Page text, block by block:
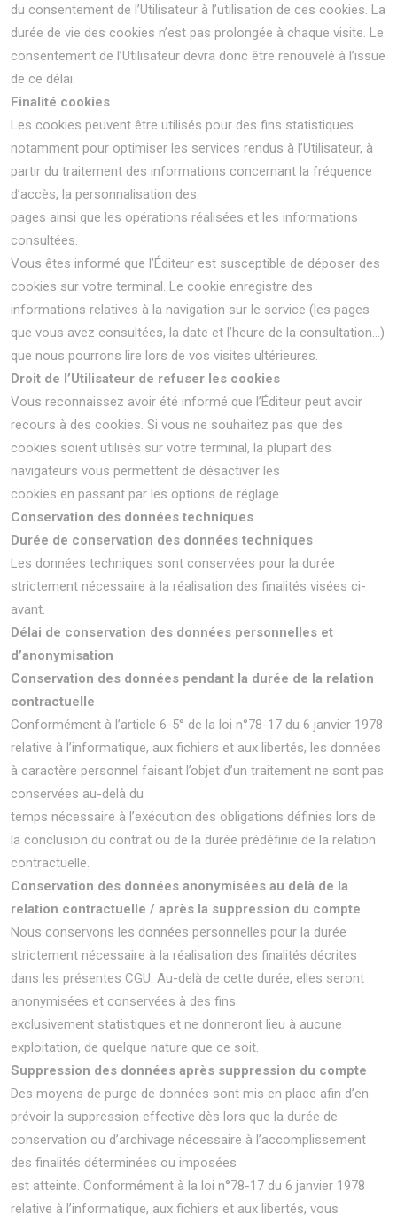
du consentement de l’Utilisateur à l’utilisation de ces cookies. La
durée de vie des cookies n’est pas prolongée à chaque visite. Le
consentement de l’Utilisateur devra donc être renouvelé à l’issue
de ce délai.
Finalité cookies
Les cookies peuvent être utilisés pour des fins statistiques
notamment pour optimiser les services rendus à l’Utilisateur, à
partir du traitement des informations concernant la fréquence
d’accès, la personnalisation des
pages ainsi que les opérations réalisées et les informations
consultées.
Vous êtes informé que l’Éditeur est susceptible de déposer des
cookies sur votre terminal. Le cookie enregistre des
informations relatives à la navigation sur le service (les pages
que vous avez consultées, la date et l’heure de la consultation…)
que nous pourrons lire lors de vos visites ultérieures.
Droit de l’Utilisateur de refuser les cookies
Vous reconnaissez avoir été informé que l’Éditeur peut avoir
recours à des cookies. Si vous ne souhaitez pas que des
cookies soient utilisés sur votre terminal, la plupart des
navigateurs vous permettent de désactiver les
cookies en passant par les options de réglage.
Conservation des données techniques
Durée de conservation des données techniques
Les données techniques sont conservées pour la durée
strictement nécessaire à la réalisation des finalités visées ci-
avant.
Délai de conservation des données personnelles et
d’anonymisation
Conservation des données pendant la durée de la relation
contractuelle
Conformément à l’article 6-5° de la loi n°78-17 du 6 janvier 1978
relative à l’informatique, aux fichiers et aux libertés, les données
à caractère personnel faisant l’objet d’un traitement ne sont pas
conservées au-delà du
temps nécessaire à l’exécution des obligations définies lors de
la conclusion du contrat ou de la durée prédéfinie de la relation
contractuelle.
Conservation des données anonymisées au delà de la
relation contractuelle / après la suppression du compte
Nous conservons les données personnelles pour la durée
strictement nécessaire à la réalisation des finalités décrites
dans les présentes CGU. Au-delà de cette durée, elles seront
anonymisées et conservées à des fins
exclusivement statistiques et ne donneront lieu à aucune
exploitation, de quelque nature que ce soit.
Suppression des données après suppression du compte
Des moyens de purge de données sont mis en place afin d’en
prévoir la suppression effective dès lors que la durée de
conservation ou d’archivage nécessaire à l’accomplissement
des finalités déterminées ou imposées
est atteinte. Conformément à la loi n°78-17 du 6 janvier 1978
relative à l’informatique, aux fichiers et aux libertés, vous